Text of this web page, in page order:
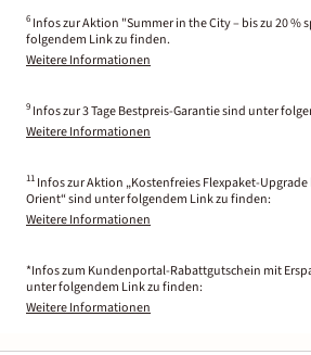
6 Infos zur Aktion "Summer in the City – bis zu 20 %
folgendem Link zu finden.
Weitere Informationen
9 Infos zur 3 Tage Bestpreis-Garantie sind unter
Weitere Informationen
11 Infos zur Aktion „Kostenfreies Flexpaket-Upgrade
Orient“ sind unter folgendem Link zu finden:
Weitere Informationen
*Infos zum Kundenportal-Rabattgutschein mit
unter folgendem Link zu finden:
Weitere Informationen